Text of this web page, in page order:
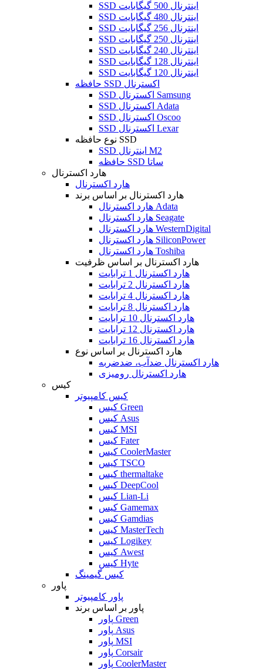
SSD اینترنال 500 گیگابایت
SSD اینترنال 480 گیگابایت
SSD اینترنال 256 گیگابایت
SSD اینترنال 250 گیگابایت
SSD اینترنال 240 گیگابایت
SSD اینترنال 128 گیگابایت
SSD اینترنال 120 گیگابایت
حافظه SSD اکسترنال
SSD اکسترنال Samsung
SSD اکسترنال Adata
SSD اکسترنال Oscoo
SSD اکسترنال Lexar
نوع حافظه SSD
SSD اینترنال M2
حافظه SSD ساتا
هارد اکسترنال
هارد اکسترنال
هارد اکسترنال بر اساس برند
هارد اکسترنال Adata
هارد اکسترنال Seagate
هارد اکسترنال WesternDigital
هارد اکسترنال SiliconPower
هارد اکسترنال Toshiba
هارد اکسترنال بر اساس ظرفیت
هارد اکسترنال 1 ترابایت
هارد اکسترنال 2 ترابایت
هارد اکسترنال 4 ترابایت
هارد اکسترنال 8 ترابایت
هارد اکسترنال 10 ترابایت
هارد اکسترنال 12 ترابایت
هارد اکسترنال 16 ترابایت
هارد اکسترنال بر اساس نوع
هارد اکسترنال ضدآب، ضدضربه
هارد اکسترنال رومیزی
کیس
کیس کامپیوتر
کیس Green
کیس Asus
کیس MSI
کیس Fater
کیس CoolerMaster
کیس TSCO
کیس thermaltake
کیس DeepCool
کیس Lian-Li
کیس Gamemax
کیس Gamdias
کیس MasterTech
کیس Logikey
کیس Awest
کیس Hyte
کیس گیمینگ
پاور
پاور کامپیوتر
پاور بر اساس برند
پاور Green
پاور Asus
پاور MSI
پاور Corsair
پاور CoolerMaster